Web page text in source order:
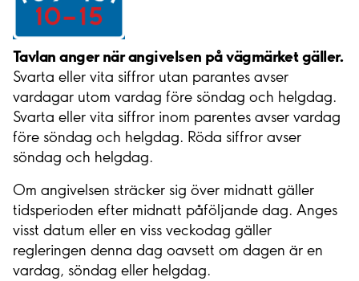
Tavlan anger när angivelsen på vägmärket gäller.
Svarta eller vita siffror utan parantes avser
vardagar utom vardag före söndag och helgdag.
Svarta eller vita siffror inom parentes avser vardag
före söndag och helgdag. Röda siffror avser
söndag och helgdag.
Om angivelsen sträcker sig över midnatt gäller
tidsperioden efter midnatt påföljande dag. Anges
visst datum eller en viss veckodag gäller
regleringen denna dag oavsett om dagen är en
vardag, söndag eller helgdag.